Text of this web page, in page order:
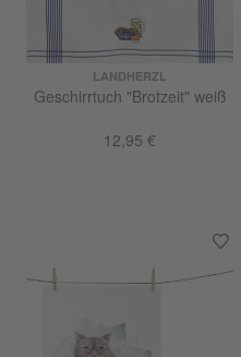
LANDHERZL
Geschirrtuch "Brotzeit" weiß
12,95 €